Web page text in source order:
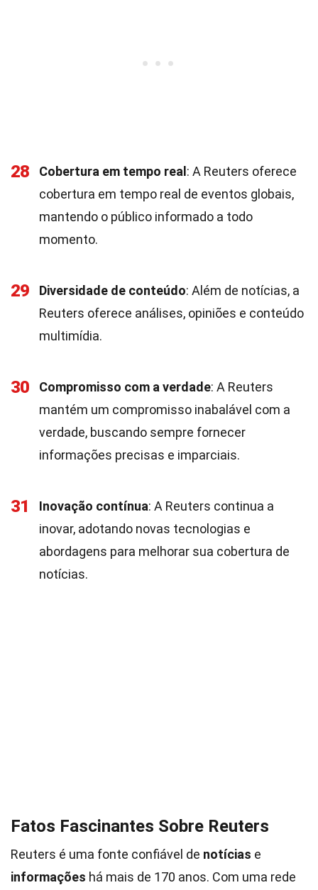
28 Cobertura em tempo real : A Reuters oferece
cobertura em tempo real de eventos globais,
mantendo o público informado a todo
momento.
29 Diversidade de conteúdo: Além de notícias, a
Reuters oferece análises, opiniões e conteúdo
multimídia.
30 Compromisso com a verdade: A Reuters
mantém um compromisso inabalável com a
verdade, buscando sempre fornecer
informações precisas e imparciais.
31 Inovação contínua: A Reuters continua a
inovar, adotando novas tecnologias e
abordagens para melhorar sua cobertura de
notícias.
Fatos Fascinantes Sobre Reuters
Reuters é uma fonte confiável de notícias e
informações há mais de 170 anos. Com uma rede